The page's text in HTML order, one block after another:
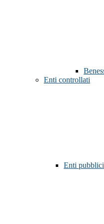
Enti controllati
Enti